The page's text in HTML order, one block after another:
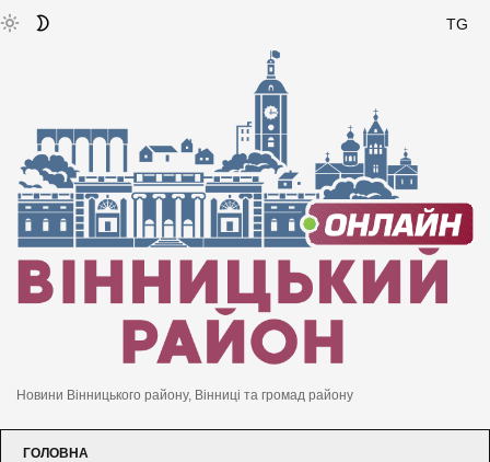
TG
Новини Вінницького району, Вінниці та громад району
ГОЛОВНА